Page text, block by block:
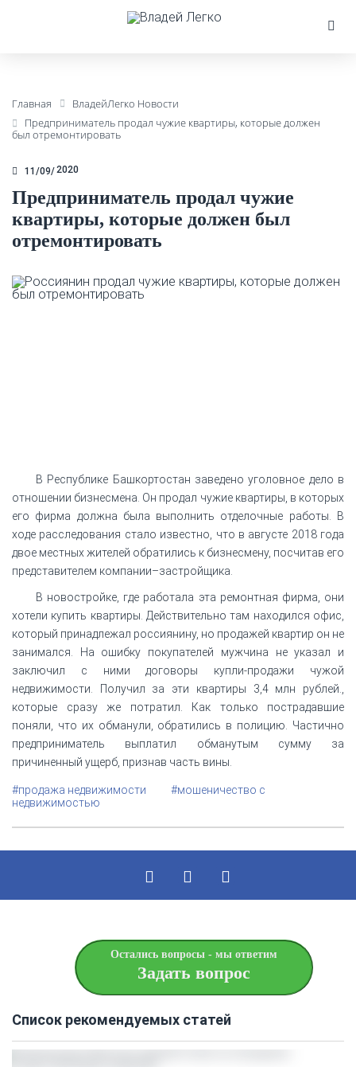
Главная
ВладейЛегко Новости
Предприниматель продал чужие квартиры, которые должен
был отремонтировать
11/09 2020
Предприниматель продал чужие
квартиры, которые должен был
отремонтировать
В Республике Башкортостан заведено уголовное дело в
отношении бизнесмена. Он продал чужие квартиры, в которых
его фирма должна была выполнить отделочные работы. В
ходе расследования стало известно, что в августе 2018 года
двое местных жителей обратились к бизнесмену, посчитав его
представителем компании–застройщика.
В новостройке, где работала эта ремонтная фирма, они
хотели купить квартиры. Действительно там находился офис,
который принадлежал россиянину, но продажей квартир он не
занимался. На ошибку покупателей мужчина не указал и
заключил с ними договоры купли-продажи чужой
недвижимости. Получил за эти квартиры 3,4 млн рублей.,
которые сразу же потратил. Как только пострадавшие
поняли, что их обманули, обратились в полицию. Частично
предприниматель выплатил обманутым сумму за
причиненный ущерб, признав часть вины.
#продажа недвижимости
#мошеничество с
недвижимостью
Остались вопросы - мы ответим
Задать вопрос
Список рекомендуемых статей